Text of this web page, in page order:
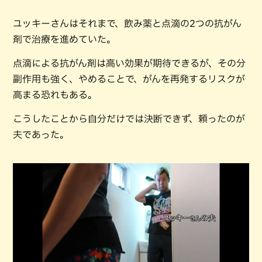
ユッキーさんはそれまで、飲み薬と点滴の2つの抗がん
剤で治療を進めていた。
点滴による抗がん剤は高い効果が期待できるが、その分
副作用も強く、やめることで、がんを再発するリスクが
高まる恐れもある。
こうしたことから自分だけでは決断できず、頼ったのが
夫であった。